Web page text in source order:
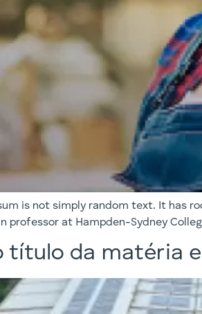
is not simply random text. It has
professor at Hampden-Sydney
título da matéria